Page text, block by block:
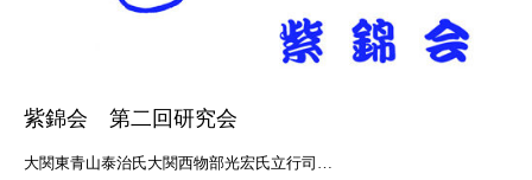
紫錦会 第二回研究会
大関東青山泰治氏大関西物部光宏氏立行司…